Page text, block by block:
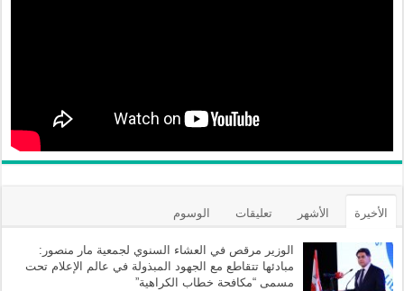
الأخيرة الأشهر تعليقات الوسوم
الوزير مرقص في العشاء السنوي لجمعية مار منصور:
مبادئها تتقاطع مع الجهود المبذولة في عالم الإعلام تحت
مسمى “مكافحة خطاب الكراهية”